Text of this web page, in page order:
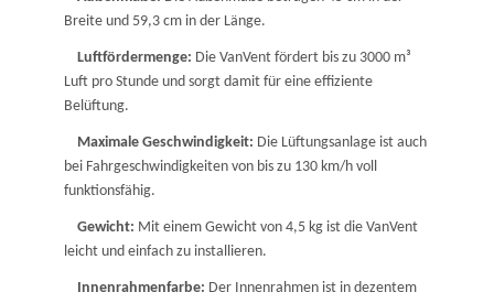
Breite und 59,3 cm in der Länge.
Luftfördermenge: Die VanVent fördert bis zu 3000 m³
Luft pro Stunde und sorgt damit für eine effiziente
Belüftung.
Maximale Geschwindigkeit: Die Lüftungsanlage ist auch
bei Fahrgeschwindigkeiten von bis zu 130 km/h voll
funktionsfähig.
Gewicht: Mit einem Gewicht von 4,5 kg ist die VanVent
leicht und einfach zu installieren.
Innenrahmenfarbe: Der Innenrahmen ist in dezentem